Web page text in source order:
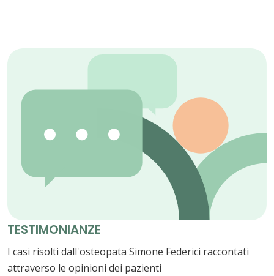
TESTIMONIANZE
I casi risolti dall'osteopata Simone Federici raccontati
attraverso le opinioni dei pazienti